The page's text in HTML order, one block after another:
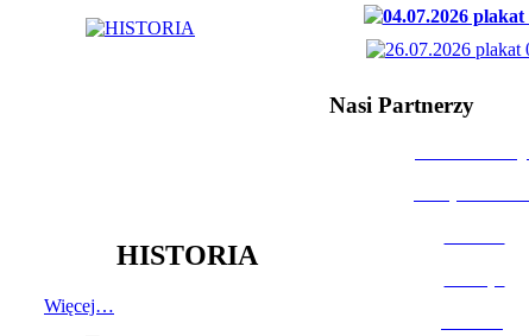
HISTORIA
Więcej…
Nasi Partnerzy